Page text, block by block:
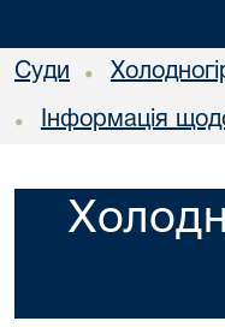
Суди •
• Інформація